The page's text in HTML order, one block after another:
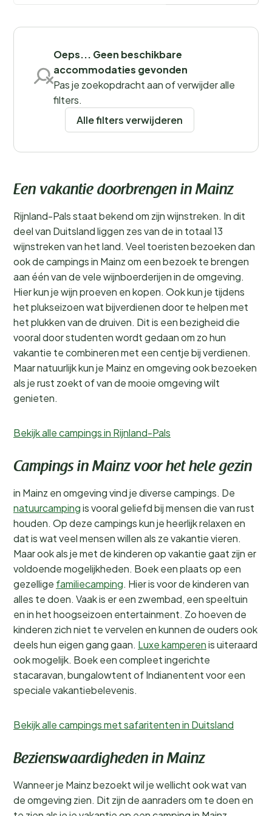
Oeps... Geen beschikbare
accommodaties gevonden
Pas je zoekopdracht aan of verwijder alle
filters.
Alle filters verwijderen
Een vakantie doorbrengen in Mainz
Rijnland-Pals staat bekend om zijn wijnstreken. In dit
deel van Duitsland liggen zes van de in totaal 13
wijnstreken van het land. Veel toeristen bezoeken dan
ook de campings in Mainz om een bezoek te brengen
aan één van de vele wijnboerderijen in de omgeving.
Hier kun je wijn proeven en kopen. Ook kun je tijdens
het plukseizoen wat bijverdienen door te helpen met
het plukken van de druiven. Dit is een bezigheid die
vooral door studenten wordt gedaan om zo hun
vakantie te combineren met een centje bij verdienen.
Maar natuurlijk kun je Mainz en omgeving ook bezoeken
als je rust zoekt of van de mooie omgeving wilt
genieten.
Bekijk alle campings in Rijnland-Pals
Campings in Mainz voor het hele gezin
in Mainz en omgeving vind je diverse campings. De
natuurcampingis vooral geliefd bij mensen die van rust
houden. Op deze campings kun je heerlijk relaxen en
dat is wat veel mensen willen als ze vakantie vieren.
Maar ook als je met de kinderen op vakantie gaat zijn er
voldoende mogelijkheden. Boek een plaats op een
gezellige familiecamping. Hier is voor de kinderen van
alles te doen. Vaak is er een zwembad, een speeltuin
en in het hoogseizoen entertainment. Zo hoeven de
kinderen zich niet te vervelen en kunnen de ouders ook
deels hun eigen gang gaan. Luxe kamperenis uiteraard
ook mogelijk. Boek een compleet ingerichte
stacaravan, bungalowtent of Indianentent voor een
speciale vakantiebelevenis.
Bekijk alle campings met safaritenten in Duitsland
Bezienswaardigheden in Mainz
Wanneer je Mainz bezoekt wil je wellicht ook wat van
de omgeving zien. Dit zijn de aanraders om te doen en